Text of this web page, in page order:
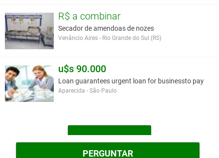
PERGUNTAR
R$ a combinar
Secador de amendoas de nozes
Venâncio Aires - Rio Grande do Sul (RS)
u$s 90.000
Loan guarantees urgent loan for businessto pay
Aparecida - São Paulo